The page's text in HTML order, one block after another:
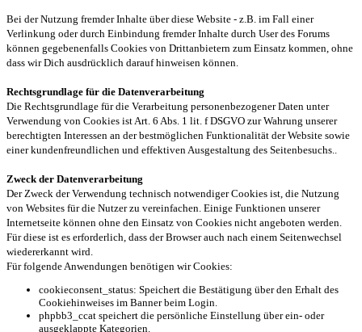
Bei der Nutzung fremder Inhalte über diese Website - z.B. im Fall einer
Verlinkung oder durch Einbindung fremder Inhalte durch User des Forums
können gegebenenfalls Cookies von Drittanbietern zum Einsatz kommen, ohne
dass wir Dich ausdrücklich darauf hinweisen können.
Rechtsgrundlage für die Datenverarbeitung
Die Rechtsgrundlage für die Verarbeitung personenbezogener Daten unter
Verwendung von Cookies ist Art. 6 Abs. 1 lit. f DSGVO zur Wahrung unserer
berechtigten Interessen an der bestmöglichen Funktionalität der Website sowie
einer kundenfreundlichen und effektiven Ausgestaltung des Seitenbesuchs..
Zweck der Datenverarbeitung
Der Zweck der Verwendung technisch notwendiger Cookies ist, die Nutzung
von Websites für die Nutzer zu vereinfachen. Einige Funktionen unserer
Internetseite können ohne den Einsatz von Cookies nicht angeboten werden.
Für diese ist es erforderlich, dass der Browser auch nach einem Seitenwechsel
wiedererkannt wird.
Für folgende Anwendungen benötigen wir Cookies:
cookieconsent_status: Speichert die Bestätigung über den Erhalt des
Cookiehinweises im Banner beim Login.
phpbb3_ccat speichert die persönliche Einstellung über ein- oder
ausgeklappte Kategorien.